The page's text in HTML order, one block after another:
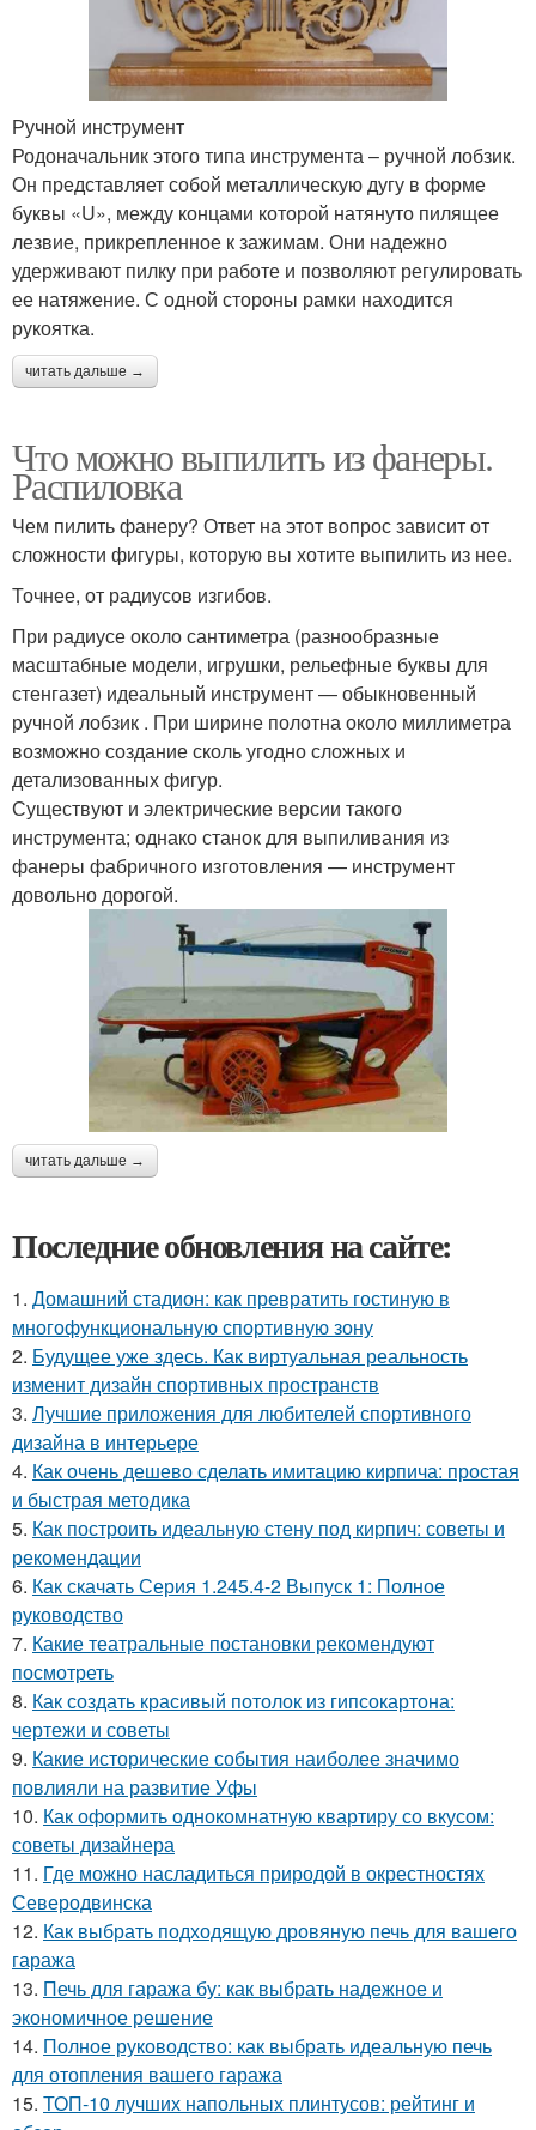
Ручной инструмент
Родоначальник этого типа инструмента – ручной лобзик.
Он представляет собой металлическую дугу в форме
буквы «U», между концами которой натянуто пилящее
лезвие, прикрепленное к зажимам. Они надежно
удерживают пилку при работе и позволяют регулировать
ее натяжение. С одной стороны рамки находится
рукоятка.
читать дальше →
Что можно выпилить из фанеры.
Распиловка
Чем пилить фанеру? Ответ на этот вопрос зависит от
сложности фигуры, которую вы хотите выпилить из нее.
Точнее, от радиусов изгибов.
При радиусе около сантиметра (разнообразные
масштабные модели, игрушки, рельефные буквы для
стенгазет) идеальный инструмент — обыкновенный
ручной лобзик . При ширине полотна около миллиметра
возможно создание сколь угодно сложных и
детализованных фигур.
Существуют и электрические версии такого
инструмента; однако станок для выпиливания из
фанеры фабричного изготовления — инструмент
довольно дорогой.
читать дальше →
Последние обновления на сайте:
1. Домашний стадион: как превратить гостиную в
многофункциональную спортивную зону
2. Будущее уже здесь. Как виртуальная реальность
изменит дизайн спортивных пространств
3. Лучшие приложения для любителей спортивного
дизайна в интерьере
4. Как очень дешево сделать имитацию кирпича: простая
и быстрая методика
5. Как построить идеальную стену под кирпич: советы и
рекомендации
6. Как скачать Серия 1.245.4-2 Выпуск 1: Полное
руководство
7. Какие театральные постановки рекомендуют
посмотреть
8. Как создать красивый потолок из гипсокартона:
чертежи и советы
9. Какие исторические события наиболее значимо
повлияли на развитие Уфы
10. Как оформить однокомнатную квартиру со вкусом:
советы дизайнера
11. Где можно насладиться природой в окрестностях
Северодвинска
12. Как выбрать подходящую дровяную печь для вашего
гаража
13. Печь для гаража бу: как выбрать надежное и
экономичное решение
14. Полное руководство: как выбрать идеальную печь
для отопления вашего гаража
15. ТОП-10 лучших напольных плинтусов: рейтинг и